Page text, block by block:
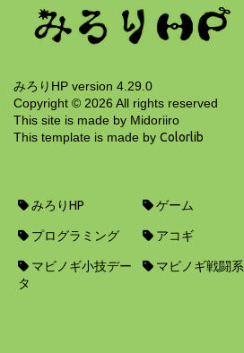
みろりHP version 4.29.0
Copyright © 2026 All rights reserved
This site is made by Midoriiro
This template is made by Colorlib
みろりHP ゲーム
プログラミング アコギ
マビノギ小技デー
タ
マビノギ戦闘系